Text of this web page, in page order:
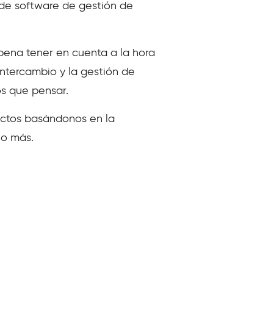
software de gestión de
tener en cuenta a la hora
y la gestión de
que pensar.
basándonos en la
más.